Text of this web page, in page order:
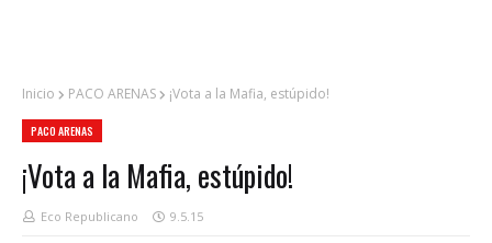
Inicio PACO ARENAS ¡Vota a la Mafia, estúpido!
PACO ARENAS
¡Vota a la Mafia, estúpido!
Eco Republicano 9.5.15